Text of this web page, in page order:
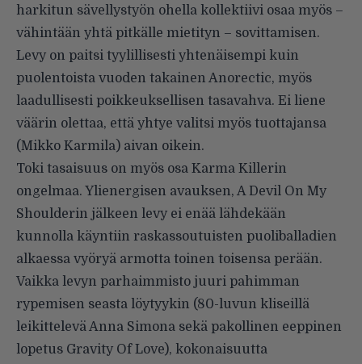
harkitun sävellystyön ohella kollektiivi osaa myös –
vähintään yhtä pitkälle mietityn – sovittamisen.
Levy on paitsi tyylillisesti yhtenäisempi kuin
puolentoista vuoden takainen Anorectic, myös
laadullisesti poikkeuksellisen tasavahva. Ei liene
väärin olettaa, että yhtye valitsi myös tuottajansa
(Mikko Karmila) aivan oikein.
Toki tasaisuus on myös osa Karma Killerin
ongelmaa. Ylienergisen avauksen, A Devil On My
Shoulderin jälkeen levy ei enää lähdekään
kunnolla käyntiin raskassoutuisten puoliballadien
alkaessa vyöryä armotta toinen toisensa perään.
Vaikka levyn parhaimmisto juuri pahimman
rypemisen seasta löytyykin (80-luvun kliseillä
leikittelevä Anna Simona sekä pakollinen eeppinen
lopetus Gravity Of Love), kokonaisuutta